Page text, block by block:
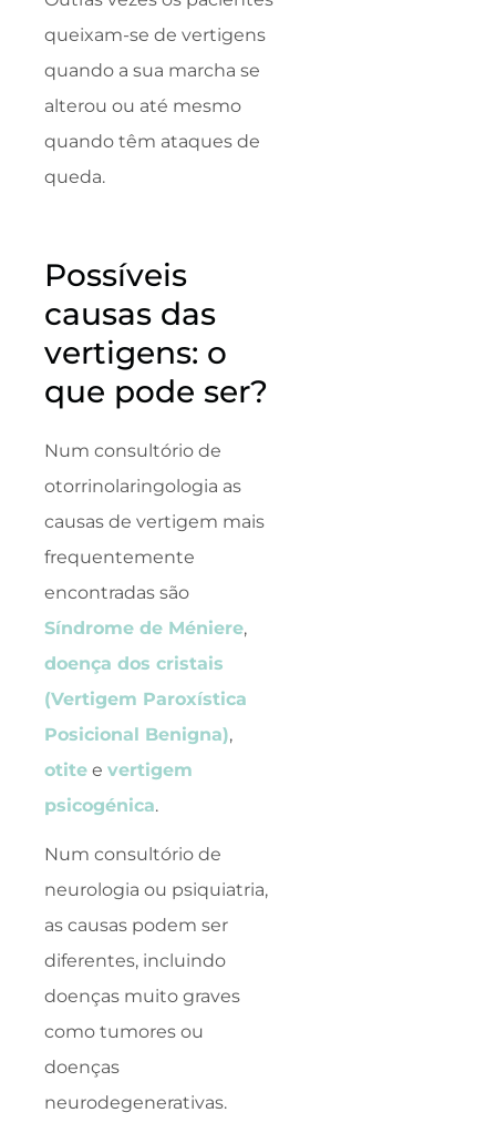
queixam-se de vertigens
quando a sua marcha se
alterou ou até mesmo
quando têm ataques de
queda.
Possíveis
causas das
vertigens: o
que pode ser?
Num consultório de
otorrinolaringologia as
causas de vertigem mais
frequentemente
encontradas são
Síndrome de Méniere,
doença dos cristais
(Vertigem Paroxística
Posicional Benigna),
otite e vertigem
psicogénica.
Num consultório de
neurologia ou psiquiatria,
as causas podem ser
diferentes, incluindo
doenças muito graves
como tumores ou
doenças
neurodegenerativas.